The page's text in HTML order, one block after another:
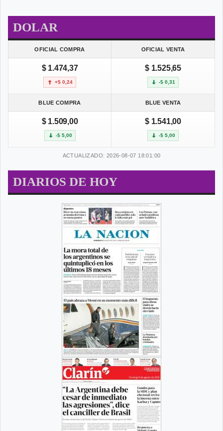
DOLAR
OFICIAL COMPRA OFICIAL VENTA
$ 1.474,37
+$ 0,24
$ 1.525,65
-$ 0,31
BLUE COMPRA BLUE VENTA
$ 1.509,00
-$ 5,00
$ 1.541,00
-$ 5,00
ACTUALIZADO: 2026-08-07 18:01:00
DIARIOS DE HOY